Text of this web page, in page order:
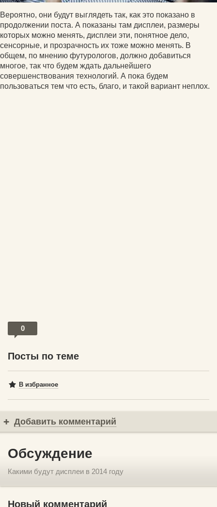
Вероятно, они будут выглядеть так, как это показано в
продолжении поста. А показаны там дисплеи, размеры
которых можно менять, дисплеи эти, понятное дело,
сенсорные, и прозрачность их тоже можно менять. В
общем, по мнению футурологов, должно добавиться
многое, так что будем ждать дальнейшего
совершенствования технологий. А пока будем
пользоваться тем что есть, благо, и такой вариант неплох.
0
Посты по теме
В избранное
Добавить комментарий
Обсуждение
Какими будут дисплеи в 2014 году
Новый комментарий